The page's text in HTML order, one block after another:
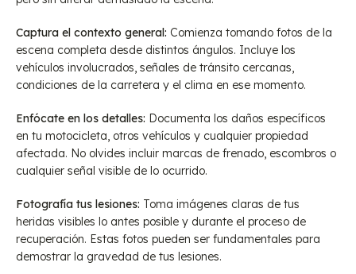
Captura el contexto general: Comienza tomando fotos de la
escena completa desde distintos ángulos. Incluye los
vehículos involucrados, señales de tránsito cercanas,
condiciones de la carretera y el clima en ese momento.
Enfócate en los detalles: Documenta los daños específicos
en tu motocicleta, otros vehículos y cualquier propiedad
afectada. No olvides incluir marcas de frenado, escombros o
cualquier señal visible de lo ocurrido.
Fotografía tus lesiones: Toma imágenes claras de tus
heridas visibles lo antes posible y durante el proceso de
recuperación. Estas fotos pueden ser fundamentales para
demostrar la gravedad de tus lesiones.